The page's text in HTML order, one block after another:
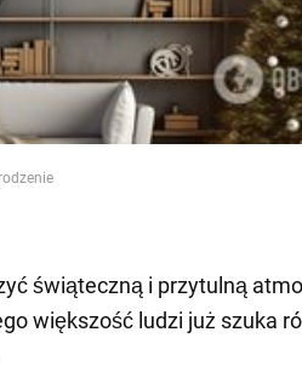
świąteczną i przytulną
większość ludzi już szuka